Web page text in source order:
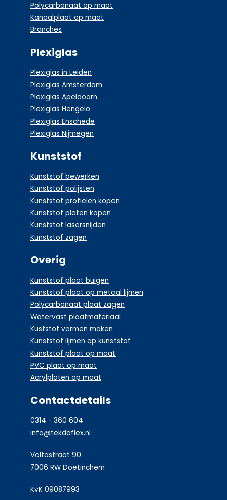
Polycarbonaat op maat
Kanaalplaat op maat
Branches
Plexiglas
Plexiglas in Leiden
Plexiglas Amsterdam
Plexiglas Apeldoorn
Plexiglas Hengelo
Plexiglas Enschede
Plexiglas Nijmegen
Kunststof
Kunststof bewerken
Kunststof polijsten
Kunststof profielen kopen
Kunststof platen kopen
Kunststof lasersnijden
Kunststof zagen
Overig
Kunststof plaat buigen
Kunststof plaat op metaal lijmen
Polycarbonaat plaat zagen
Watervast plaatmateriaal
Kuststof vormen maken
Kunststof lijmen op kunststof
Kunststof plaat op maat
PVC plaat op maat
Acrylplaten op maat
Contactdetails
0314 - 360 604
info@tekdaflex.nl
Voltastraat 90
7006 RW Doetinchem
KvK 09087993